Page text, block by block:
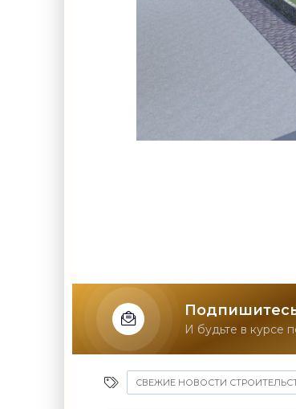
И будьте в курсе
СВЕЖИЕ НОВОСТИ